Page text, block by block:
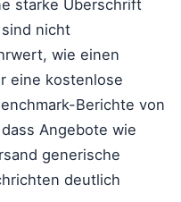
starke Überschrift
nicht
wie einen
eine kostenlose
Berichte von
Angebote wie
generische
deutlich